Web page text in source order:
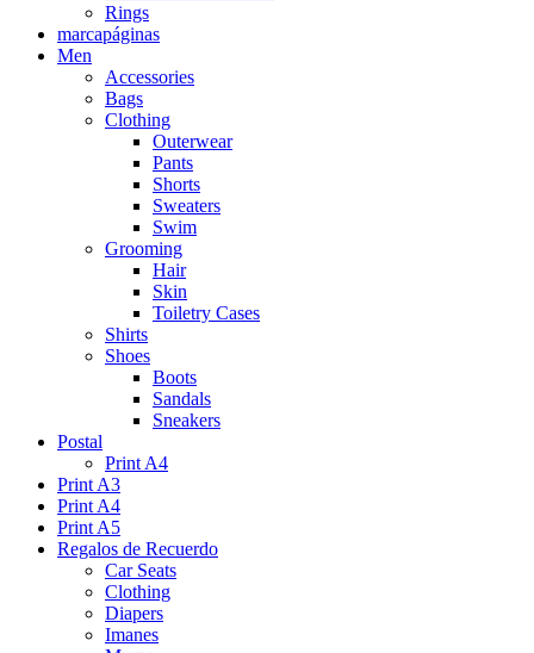
Rings
marcapáginas
Men
Accessories
Bags
Clothing
Outerwear
Pants
Shorts
Sweaters
Swim
Grooming
Hair
Skin
Toiletry Cases
Shirts
Shoes
Boots
Sandals
Sneakers
Postal
Print A4
Print A3
Print A4
Print A5
Regalos de Recuerdo
Car Seats
Clothing
Diapers
Imanes